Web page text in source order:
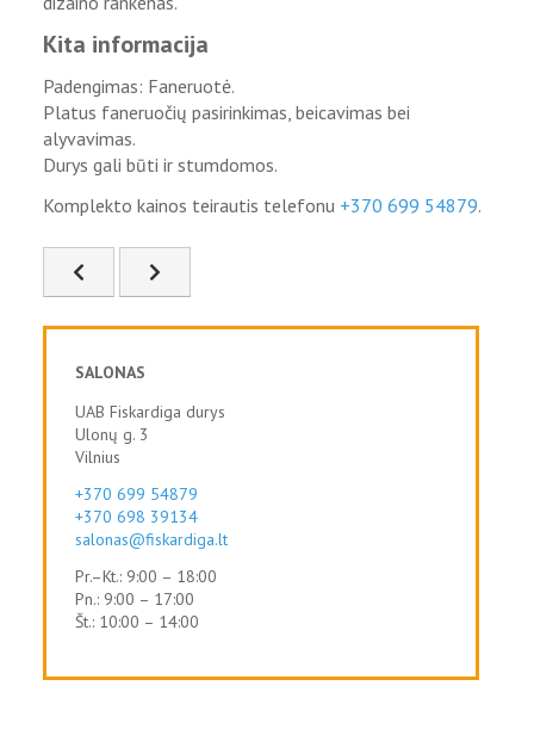
Kita informacija
Padengimas: Faneruotė.
Platus faneruočių pasirinkimas, beicavimas bei
alyvavimas.
Durys gali būti ir stumdomos.
Komplekto kainos teirautis telefonu +370 699 54879.
Ankstesnis straipsnis: FIS-83
Kitas straipsnis: FIS-85
SALONAS
UAB Fiskardiga durys
Ulonų g. 3
Vilnius
+370 699 54879
+370 698 39134
salonas@fiskardiga.lt
Pr.–Kt.: 9:00 – 18:00
Pn.: 9:00 – 17:00
Št.: 10:00 – 14:00